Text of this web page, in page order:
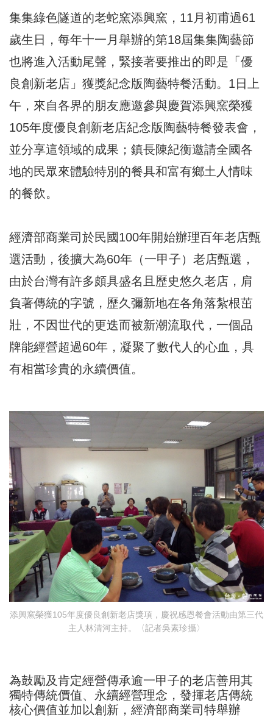
集集綠色隧道的老蛇窯添興窯，11月初甫過61
歲生日，每年十一月舉辦的第18屆集集陶藝節
也將進入活動尾聲，緊接著要推出的即是「優
良創新老店」獲獎紀念版陶藝特餐活動。1日上
午，來自各界的朋友應邀參與慶賀添興窯榮獲
105年度優良創新老店紀念版陶藝特餐發表會，
並分享這領域的成果；鎮長陳紀衡邀請全國各
地的民眾來體驗特別的餐具和富有鄉土人情味
的餐飲。
經濟部商業司於民國100年開始辦理百年老店甄
選活動，後擴大為60年（一甲子）老店甄選，
由於台灣有許多頗具盛名且歷史悠久老店，肩
負著傳統的字號，歷久彌新地在各角落紮根茁
壯，不因世代的更迭而被新潮流取代，一個品
牌能經營超過60年，凝聚了數代人的心血，具
有相當珍貴的永續價值。
添興窯榮獲105年度優良創新老店獎項，慶祝感恩餐會活動由第三代
主人林清河主持。〈記者吳素珍攝〉
為鼓勵及肯定經營傳承逾一甲子的老店善用其
獨特傳統價值、永續經營理念，發揮老店傳統
核心價值並加以創新，經濟部商業司特舉辦